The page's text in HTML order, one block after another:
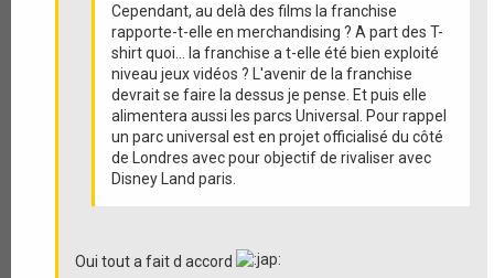
Cependant, au delà des films la franchise
rapporte-t-elle en merchandising ? A part des T-
shirt quoi... la franchise a t-elle été bien exploité
niveau jeux vidéos ? L'avenir de la franchise
devrait se faire la dessus je pense. Et puis elle
alimentera aussi les parcs Universal. Pour rappel
un parc universal est en projet officialisé du côté
de Londres avec pour objectif de rivaliser avec
Disney Land paris.
Oui tout a fait d accord